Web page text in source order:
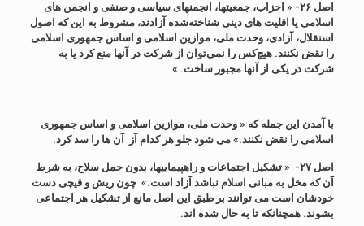
اصل ۲۶- « احزاب
، جمعیت‏ها، انجمن‏های سیاسی و صنفی و انجمن های
اسلامی یا اقلیت های دینی شناخته‌شده آزادند، مشروط به این که اصول
استقلال، آزادی، وحدت ملی، موازین اسلامی و اساس جمهوری اسلامی
را نقض نکنند. هیچ‌کس را نمی‌توان از شرکت در آنها منع کرد یا به
شرکت در یکی از آنها مجبور ساخت.
»
با آمدن این جمله که « وحدت ملی، موازین اسلامی و اساس جمهوری
اسلامی را نقض نکنند.» می شود جلو هر کدام آز آن ها را سد کرد.
اصل ۲۷- « تشکیل
اجتماعات و راهپیمایی‏ها، بدون حمل سلاح، به شرط
آن که مخل به مبانی اسلام نباشد آزاد است.» چون ریش و قیچی دست
خودشان است می توانند بر طبق این اصل مانع از تشکیل هر اجتماعی
بشوند. همچنانکه تا به حال شده اند.